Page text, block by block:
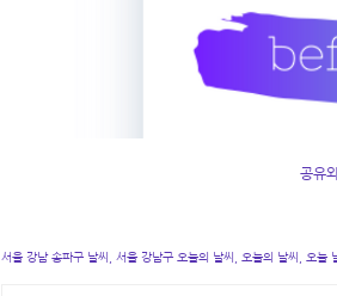
공유
서울 강남 송파구 날씨, 서울 강남구 오늘의 날씨, 오늘의 날씨, 오